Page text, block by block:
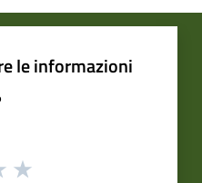
le informazioni